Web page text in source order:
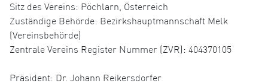
Sitz des Vereins: Pöchlarn, Österreich
Zuständige Behörde: Bezirkshauptmannschaft Melk
(Vereinsbehörde)
Zentrale Vereins Register Nummer (ZVR): 404370105
Präsident: Dr. Johann Reikersdorfer